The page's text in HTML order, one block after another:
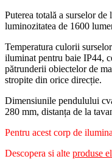
Puterea totală a surselor
luminozitatea de 1600
Temperatura culorii
iluminat pentru baie IP44,
pătrunderii obiectelor de
stropite din orice direcție.
Dimensiunile pendulului
280 mm, distanța de la
Pentru acest corp de
Descopera si alte produse